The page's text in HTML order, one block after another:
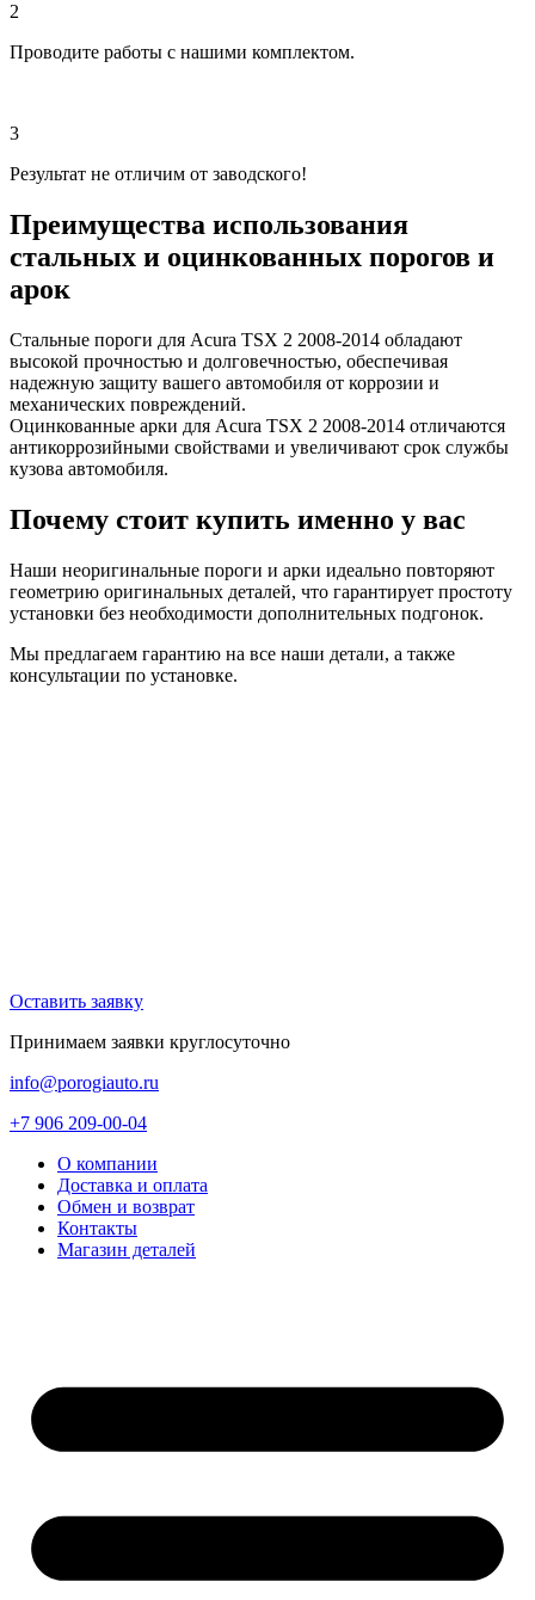
2
Проводите работы с нашими комплектом.
3
Результат не отличим от заводского!
Преимущества использования
стальных и оцинкованных порогов и
арок
Стальные пороги для Acura TSX 2 2008-2014 обладают
высокой прочностью и долговечностью, обеспечивая
надежную защиту вашего автомобиля от коррозии и
механических повреждений.
Оцинкованные арки для Acura TSX 2 2008-2014 отличаются
антикоррозийными свойствами и увеличивают срок службы
кузова автомобиля.
Почему стоит купить именно у вас
Наши неоригинальные пороги и арки идеально повторяют
геометрию оригинальных деталей, что гарантирует простоту
установки без необходимости дополнительных подгонок.
Мы предлагаем гарантию на все наши детали, а также
консультации по установке.
Оставить заявку
Принимаем заявки круглосуточно
info@porogiauto.ru
+7 906 209-00-04
О компании
Доставка и оплата
Обмен и возврат
Контакты
Магазин деталей